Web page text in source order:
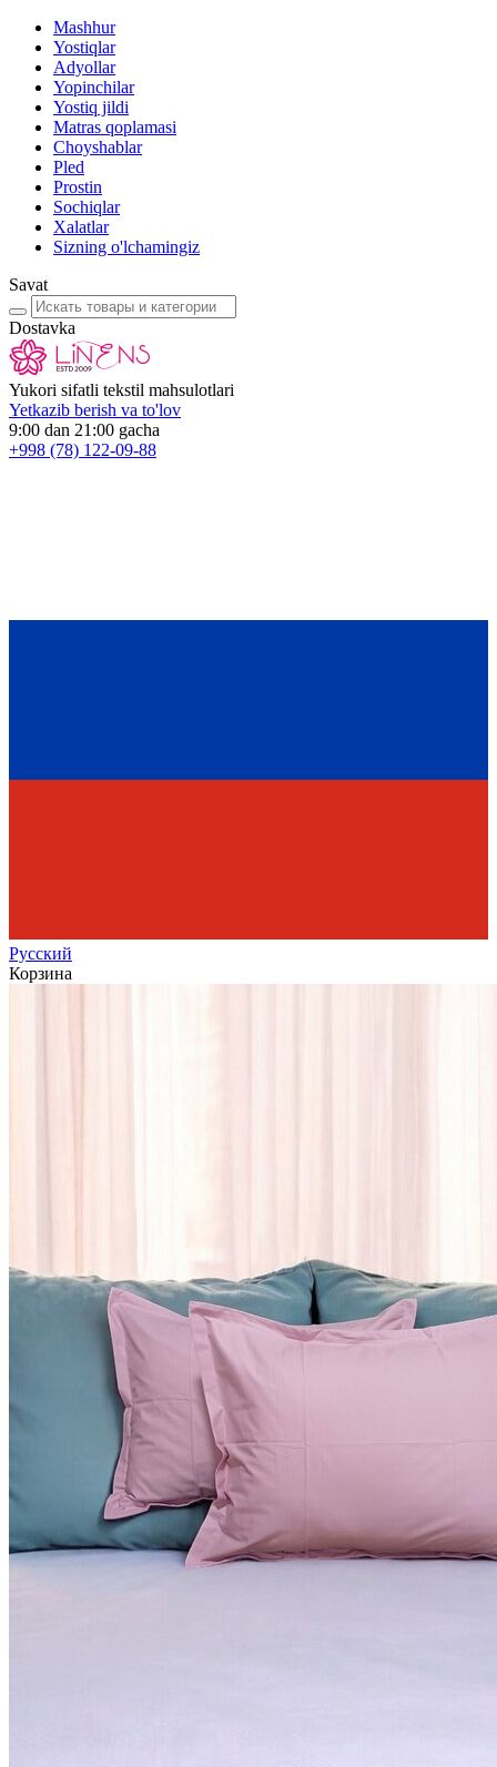
Mashhur
Yostiqlar
Adyollar
Yopinchilar
Yostiq jildi
Matras qoplamasi
Choyshablar
Pled
Prostin
Sochiqlar
Xalatlar
Sizning o'lchamingiz
Savat
Dostavka
Yukori sifatli tekstil mahsulotlari
Yetkazib berish va to'lov
9:00 dan 21:00 gacha
+998 (78) 122-09-88
Русский
Корзина